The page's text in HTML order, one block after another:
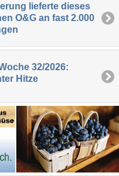
lieferte dieses
O&G an fast 2.000
32/2026:
Hitze